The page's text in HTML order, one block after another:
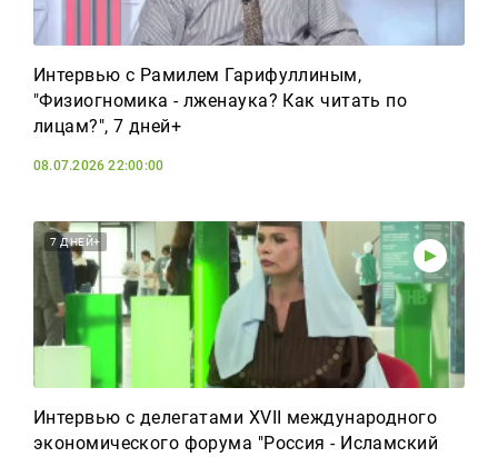
Интервью с Рамилем Гарифуллиным,
"Физиогномика - лженаука? Как читать по
лицам?", 7 дней+
08.07.2026 22:00:00
7 ДНЕЙ+
Интервью с делегатами XVII международного
экономического форума "Россия - Исламский